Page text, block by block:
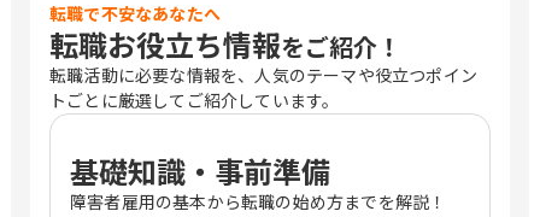
転職で不安なあなたへ
転職お役立ち情報をご紹介！
転職活動に必要な情報を、人気のテーマや役立つポイン
トごとに厳選してご紹介しています。
基礎知識・事前準備
障害者雇用の基本から転職の始め方までを解説！